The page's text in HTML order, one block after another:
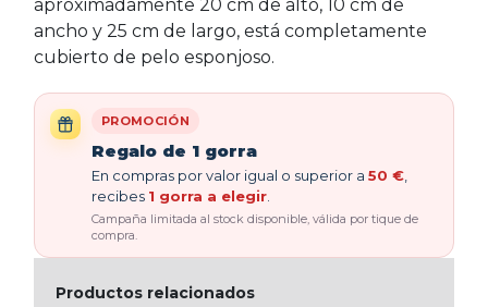
aproximadamente 20 cm de alto, 10 cm de
ancho y 25 cm de largo, está completamente
cubierto de pelo esponjoso.
PROMOCIÓN
Regalo de 1 gorra
En compras por valor igual o superior a 50 €
recibes 1 gorra a elegir
Campaña limitada al stock disponible, válida por tique de
compra.
Productos relacionados